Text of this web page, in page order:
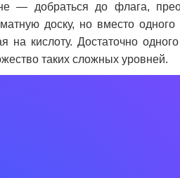
— добраться до флага,
доску, но вместо
на кислоту. Достаточно
таких сложных уровней.